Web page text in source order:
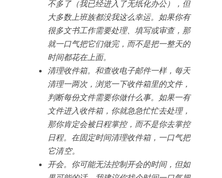
不多了（我已经进入了无纸化办公），但
大多数上班族都没我这么幸运。如果你有
很多文书工作需要处理、填写或审查，那
就一口气把它们做完，而不是把一整天的
时间都花在上面。
清理收件箱。和查收电子邮件一样，每天
清理一两次，浏览一下收件箱里的文件，
判断每份文件需要你做什么事。如果一有
文件进入收件箱，你就急急忙忙去处理，
那你肯定会被日程掌控，而不是你去掌控
日程。在固定时间清理收件箱，一口气把
它清 空。
开会。你可能无法控制开会的时间，但如